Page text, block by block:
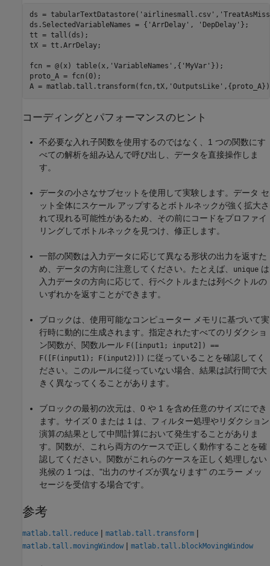
ds =
ds.SelectedVariableNames = {'ArrDelay', 'DepDelay'};
tt = tall(ds);
tX = tt.ArrDelay;
fcn = @(x) table(x,'VariableNames',{'MyVar'});
proto_A = fcn(0);
A =
コーディングとパフォーマンスのヒント
不必要な入れ子関数を使用するのではなく、1 つの関数にす
べての解析を組み込んで呼び出し、データを直接操作しま
す。
データの小さなサブセットを使用して実験します。データ セ
ット全体にスケール アップするとボトルネックが強く拡大さ
れて現れる可能性があるため、その前にコードをプロファイ
リングしてボトルネックを見つけ、修正します。
一部の関数は入力データに応じて異なる形状の出力を返すた
め、データの方向に注意してください。たとえば、
unique は
入力データの方向に応じて、行ベクトルまたは列ベクトルの
いずれかを返すことができます。
ブロックは、使用可能なコンピューター メモリに基づいて実
行時に動的に生成されます。指定されたすべてのリダクショ
ン関数が、関数ルール F([input1; input2]) ==
F([F(input1); F(input2)]) に従っていることを確認してく
ださい。このルールに従っていない場合、結果は試行間で大
きく異なってくることがあります。
ブロックの最初の次元は、0 や 1 を含め任意のサイズにでき
ます。サイズ 0 または 1 は、フィルター処理やリダクション
演算の結果として中間計算において発生することがありま
す。関数が、これら両方のケースで正しく動作することを確
認してください。関数がこれらのケースを正しく処理しない
兆候の 1 つは、"出力のサイズが異なります" のエラー メッ
セージを受信する場合です。
参考
matlab.tall.reduce | matlab.tall.transform |
matlab.tall.movingWindow | matlab.tall.blockMovingWindow